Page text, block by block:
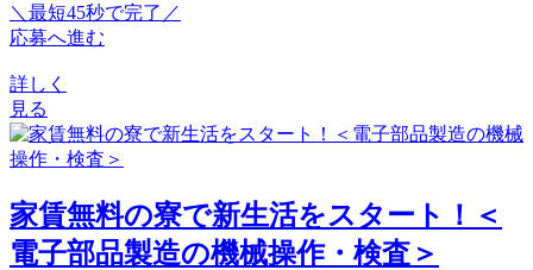
＼最短45秒で完了／
応募へ進む
詳しく
見る
家賃無料の寮で新生活をスタート！＜
電子部品製造の機械操作・検査＞